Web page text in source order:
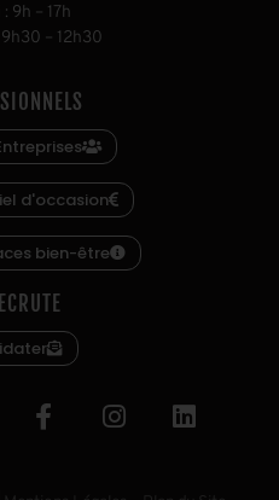
: 9h
17h
9h30 12h30
d'occasion
bien-être